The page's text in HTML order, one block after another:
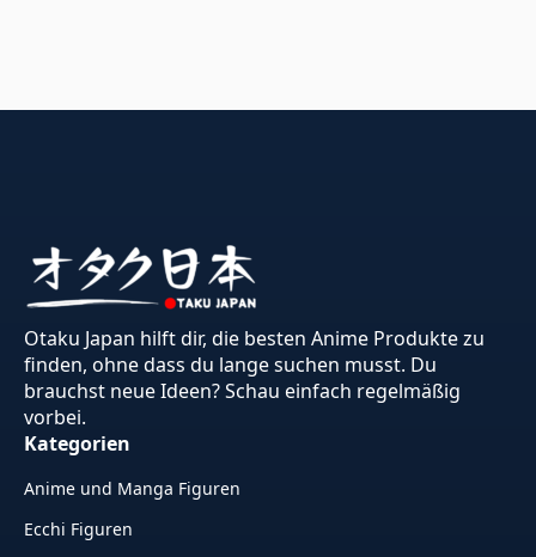
Otaku Japan hilft dir, die besten Anime Produkte zu
finden, ohne dass du lange suchen musst. Du
brauchst neue Ideen? Schau einfach regelmäßig
vorbei.
Kategorien
Anime und Manga Figuren
Ecchi Figuren